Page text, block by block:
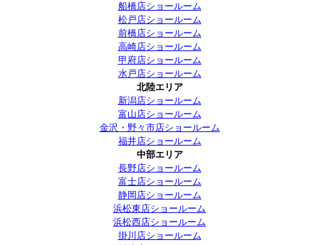
船橋店ショールーム
松戸店ショールーム
前橋店ショールーム
高崎店ショールーム
甲府店ショールーム
水戸店ショールーム
北陸エリア
新潟店ショールーム
富山店ショールーム
金沢・野々市店ショールーム
福井店ショールーム
中部エリア
長野店ショールーム
富士店ショールーム
静岡店ショールーム
浜松東店ショールーム
浜松西店ショールーム
掛川店ショールーム